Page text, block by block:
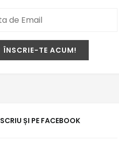
SCRIU ȘI PE FACEBOOK